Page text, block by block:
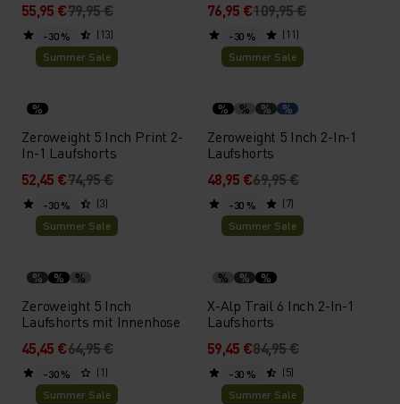
55,95 €79,95 €
(13)
76,95 €109,95 €
(11)
-30 %
Summer Sale
%
Zeroweight 5 Inch Print 2-
In-1 Laufshorts
52,45 €74,95 €
(3)
-30 %
Summer Sale
% % % %
Zeroweight 5 Inch 2-In-1
Laufshorts
48,95 €69,95 €
(7)
-30 %
Summer Sale
% % %
Zeroweight 5 Inch
Laufshorts mit Innenhose
45,45 €64,95 €
(1)
-30 %
Summer Sale
% % %
X-Alp Trail 6 Inch 2-In-1
Laufshorts
59,45 €84,95 €
(5)
-30 %
Summer Sale
-30 %
Summer Sale